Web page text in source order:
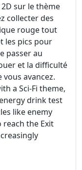
sur le thème
collecter des
rouge tout
les pics pour
passer au
et la difficulté
avancez.
a Sci-Fi theme,
drink test
like enemy
reach the Exit